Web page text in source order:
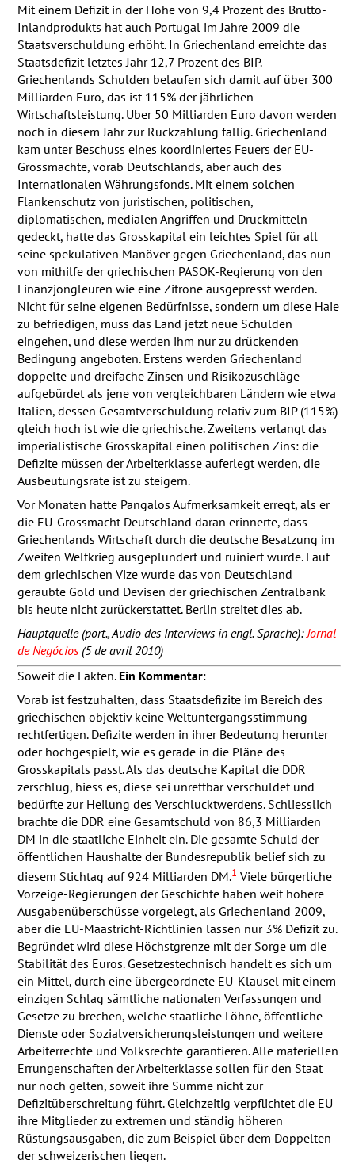
Mit einem Defizit in der Höhe von 9,4 Prozent des Brutto-
Inlandprodukts hat auch Portugal im Jahre 2009 die
Staatsverschuldung erhöht. In Griechenland erreichte das
Staatsdefizit letztes Jahr 12,7 Prozent des BIP.
Griechenlands Schulden belaufen sich damit auf über 300
Milliarden Euro, das ist 115% der jährlichen
Wirtschaftsleistung. Über 50 Milliarden Euro davon werden
noch in diesem Jahr zur Rückzahlung fällig. Griechenland
kam unter Beschuss eines koordiniertes Feuers der EU-
Grossmächte, vorab Deutschlands, aber auch des
Internationalen Währungsfonds. Mit einem solchen
Flankenschutz von juristischen, politischen,
diplomatischen, medialen Angriffen und Druckmitteln
gedeckt, hatte das Grosskapital ein leichtes Spiel für all
seine spekulativen Manöver gegen Griechenland, das nun
von mithilfe der griechischen PASOK-Regierung von den
Finanzjongleuren wie eine Zitrone ausgepresst werden.
Nicht für seine eigenen Bedürfnisse, sondern um diese Haie
zu befriedigen, muss das Land jetzt neue Schulden
eingehen, und diese werden ihm nur zu drückenden
Bedingung angeboten. Erstens werden Griechenland
doppelte und dreifache Zinsen und Risikozuschläge
aufgebürdet als jene von vergleichbaren Ländern wie etwa
Italien, dessen Gesamtverschuldung relativ zum BIP(115%)
gleich hoch ist wie die griechische. Zweitens verlangt das
imperialistische Grosskapital einen politischen Zins: die
Defizite müssen der Arbeiterklasse auferlegt werden, die
Ausbeutungsrate ist zu steigern.
Vor Monaten hatte Pangalos Aufmerksamkeit erregt, als er
die EU-Grossmacht Deutschland daran erinnerte, dass
Griechenlands Wirtschaft durch die deutsche Besatzung im
Zweiten Weltkrieg ausgeplündert und ruiniert wurde. Laut
dem griechischen Vize wurde das von Deutschland
geraubte Gold und Devisen der griechischen Zentralbank
bis heute nicht zurückerstattet. Berlin streitet dies ab.
Hauptquelle (port., Audio des Interviews in engl. Sprache): Jornal
de Negócios(5 de avril 2010)
Soweit die Fakten. Ein Kommentar:
Vorab ist festzuhalten, dass Staatsdefizite im Bereich des
griechischen objektiv keine Weltuntergangsstimmung
rechtfertigen. Defizite werden in ihrer Bedeutung herunter
oder hochgespielt, wie es gerade in die Pläne des
Grosskapitals passt. Als das deutsche Kapital die DDR
zerschlug, hiess es, diese sei unrettbar verschuldet und
bedürfte zur Heilung des Verschlucktwerdens. Schliesslich
brachte die DDR eine Gesamtschuld von 86,3 Milliarden
DM in die staatliche Einheit ein. Die gesamte Schuld der
öffentlichen Haushalte der Bundesrepublik belief sich zu
diesem Stichtag auf 924 Milliarden DM.1 Viele bürgerliche
Vorzeige-Regierungen der Geschichte haben weit höhere
Ausgabenüberschüsse vorgelegt, als Griechenland 2009,
aber die EU-Maastricht-Richtlinien lassen nur 3% Defizit zu.
Begründet wird diese Höchstgrenze mit der Sorge um die
Stabilität des Euros. Gesetzestechnisch handelt es sich um
ein Mittel, durch eine übergeordnete EU-Klausel mit einem
einzigen Schlag sämtliche nationalen Verfassungen und
Gesetze zu brechen, welche staatliche Löhne, öffentliche
Dienste oder Sozialversicherungsleistungen und weitere
Arbeiterrechte und Volksrechte garantieren. Alle materiellen
Errungenschaften der Arbeiterklasse sollen für den Staat
nur noch gelten, soweit ihre Summe nicht zur
Defizitüberschreitung führt. Gleichzeitig verpflichtet die EU
ihre Mitglieder zu extremen und ständig höheren
Rüstungsausgaben, die zum Beispiel über dem Doppelten
der schweizerischen liegen.